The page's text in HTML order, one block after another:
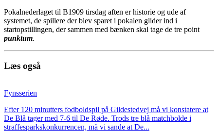
Pokalnederlaget til B1909 tirsdag aften er historie og ude af
systemet, de spillere der blev sparet i pokalen glider ind i
startopstillingen, der sammen med bænken skal tage de tre point
punktum.
Læs også
Fynsserien
Efter 120 minutters fodboldspil på Gildestedvej må vi konstatere at
De Blå tager med 7-6 til De Røde. Trods tre blå matchbolde i
straffesparkskonkurrencen, må vi sande at De...